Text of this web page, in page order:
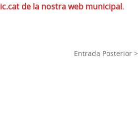
de la nostra web municipal.
Entrada Posterior >